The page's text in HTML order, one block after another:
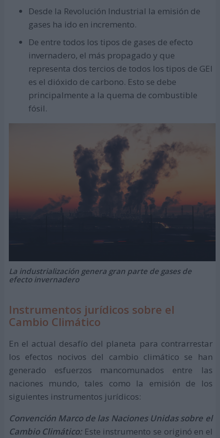
Desde la Revolución Industrial la emisión de
gases ha ido en incremento.
De entre todos los tipos de gases de efecto
invernadero, el más propagado y que
representa dos tercios de todos los tipos de GEI
es el dióxido de carbono. Esto se debe
principalmente a la quema de combustible
fósil.
La industrialización genera gran parte de gases de
efecto invernadero
Instrumentos jurídicos sobre el
Cambio Climático
En el actual desafío del planeta para contrarrestar
los efectos nocivos del cambio climático se han
generado esfuerzos mancomunados entre las
naciones mundo, tales como la emisión de los
siguientes instrumentos jurídicos:
Convención Marco de las Naciones Unidas sobre el
Cambio Climático: Este instrumento se originó en el